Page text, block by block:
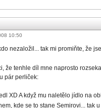
10:50
nezaložil... tak mi promiňte, že
že tenhle díl mne naprosto
pár perliček:
XD A když mu naletělo jídlo na
kde se to stane Semirovi... tak